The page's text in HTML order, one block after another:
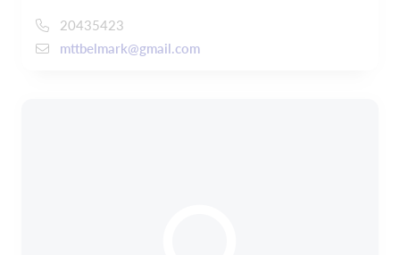
20435423
mttbelmark@gmail.com